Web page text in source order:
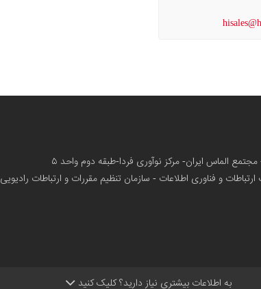
الماس ایران- مرکز نوآوری فردا-طبقه دوم واحد ۵
ارتباطات و فناوری اطلاعات - سازمان تنظیم مقررات و ارتباطات رادیویی
به اطلاعات بیشتری نیاز دارید؟ کلیک کنید